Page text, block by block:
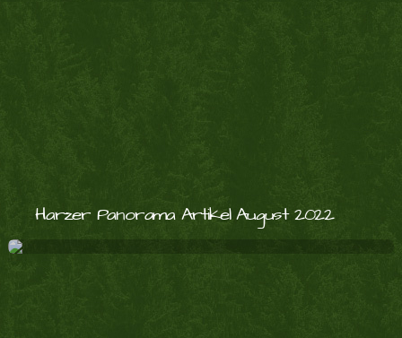
Harzer Panorama Artikel August 2022